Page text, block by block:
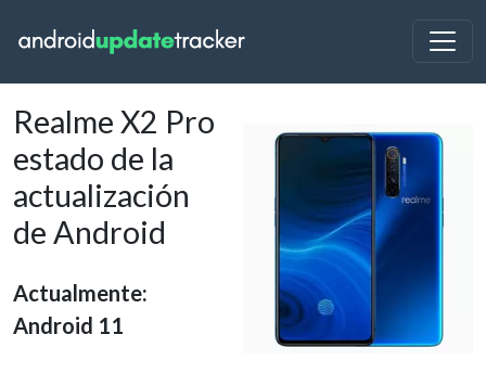
Realme X2 Pro
estado de la
actualización
de Android
Actualmente:
Android 11